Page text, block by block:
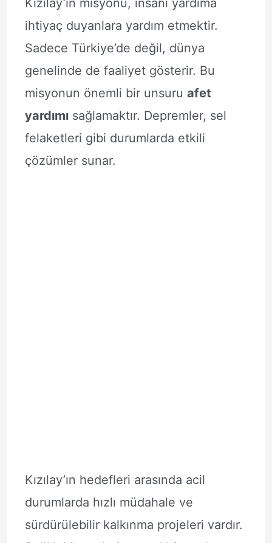
Kızılay’ın misyonu, insani yardıma
ihtiyaç duyanlara yardım etmektir.
Sadece Türkiye’de değil, dünya
genelinde de faaliyet gösterir. Bu
misyonun önemli bir unsuru afet
yardımısağlamaktır. Depremler, sel
felaketleri gibi durumlarda etkili
çözümler sunar.
Kızılay’ın hedefleri arasında acil
durumlarda hızlı müdahale ve
sürdürülebilir kalkınma projeleri vardır.